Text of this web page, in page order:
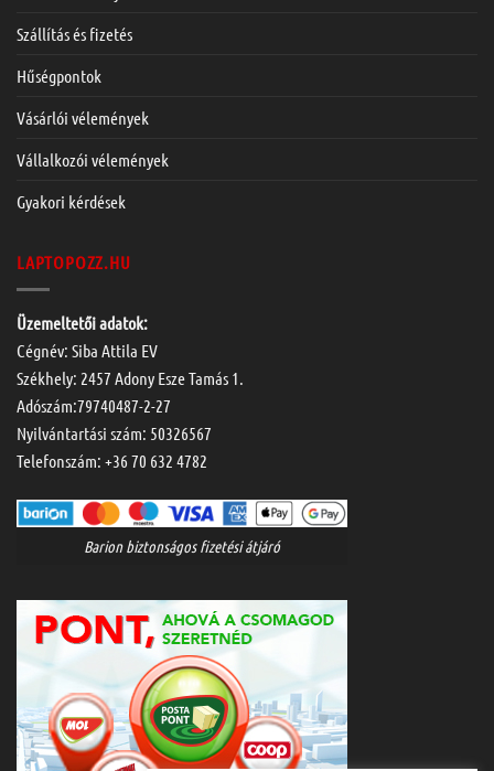
Szállítás és fizetés
Hűségpontok
Vásárlói vélemények
Vállalkozói vélemények
Gyakori kérdések
LAPTOPOZZ.HU
Üzemeltetői adatok:
Cégnév: Siba Attila EV
Székhely: 2457 Adony Esze Tamás 1.
Adószám:79740487-2-27
Nyilvántartási szám: 50326567
Telefonszám: +36 70 632 4782
Barion biztonságos fizetési átjáró